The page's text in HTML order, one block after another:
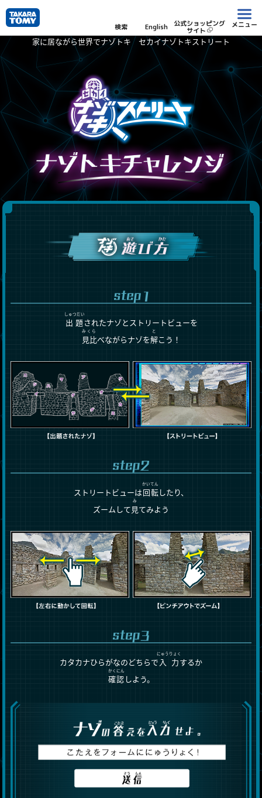
検索 English 公式ショッピング
サイト
メニュー
家に居ながら世界でナゾトキ セカイナゾトキストリート
出題
しゅつだい
されたナゾとストリートビューを
見比
みくら
べながらナゾを解
と
こう！
ストリートビューは回転
かいてん
したり、
ズームして見
み
てみよう
カタカナひらがなのどちらで 入力
にゅうりょく
するか
確認
かくにん
しよう。